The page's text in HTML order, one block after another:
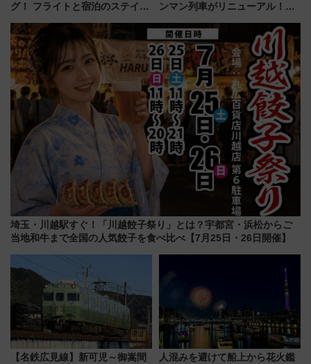
グ！ フライトと宿泊のステイタ
上級会員資格を効率よく獲得す
る方法を解説
ンマン列車がリニューアル！内
今年12月
埼玉・川越駅すぐ！「川越餃子祭り」とは？宇都宮・浜松からご
当地和牛まで全国の人気餃子を食べ比べ【7月25日・26日開催】
【名鉄広見線】新可児～御嵩間
人混みを避けて船上から花火鑑